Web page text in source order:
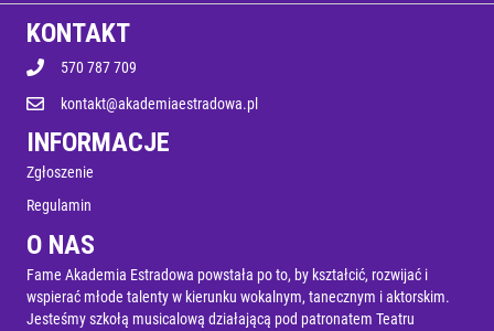
KONTAKT
570 787 709
kontakt@akademiaestradowa.pl
INFORMACJE
Zgłoszenie
Regulamin
O NAS
Fame Akademia Estradowa powstała po to, by kształcić, rozwijać i
wspierać młode talenty w kierunku wokalnym, tanecznym i aktorskim.
Jesteśmy szkołą musicalową działającą pod patronatem Teatru